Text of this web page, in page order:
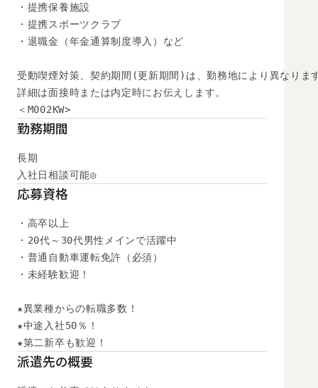
・提携保養施設
・提携スポーツクラブ
・退職金（年金通算制度導入）など
受動喫煙対策、契約期間(更新期間)は、勤務地により異なりま
詳細は面接時または内定時にお伝えします。
＜M002KW>
勤務期間
長期
入社日相談可能◎
応募資格
・高卒以上
・20代～30代男性メインで活躍中
・普通自動車運転免許（必須）
・未経験歓迎！
★異業種からの転職多数！
★中途入社50％！
★第二新卒も歓迎！
派遣先の概要